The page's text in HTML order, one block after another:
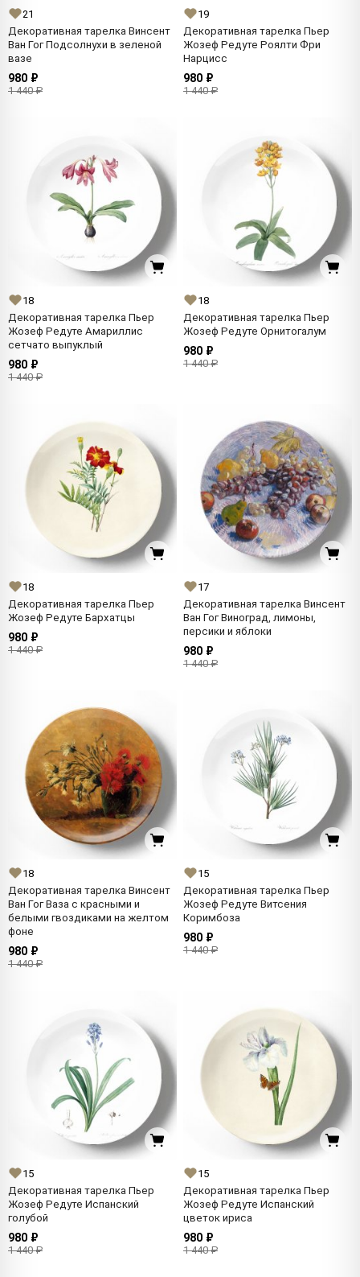
21
Декоративная тарелка Винсент
Ван Гог Подсолнухи в зеленой
вазе
980 ₽
1 440 ₽
19
Декоративная тарелка Пьер
Жозеф Редуте Роялти Фри
Нарцисс
980 ₽
1 440 ₽
18
Декоративная тарелка Пьер
Жозеф Редуте Амариллис
сетчато выпуклый
980 ₽
1 440 ₽
18
Декоративная тарелка Пьер
Жозеф Редуте Орнитогалум
980 ₽
1 440 ₽
18
Декоративная тарелка Пьер
Жозеф Редуте Бархатцы
980 ₽
1 440 ₽
17
Декоративная тарелка Винсент
Ван Гог Виноград, лимоны,
персики и яблоки
980 ₽
1 440 ₽
18
Декоративная тарелка Винсент
Ван Гог Ваза с красными и
белыми гвоздиками на желтом
фоне
980 ₽
1 440 ₽
15
Декоративная тарелка Пьер
Жозеф Редуте Витсения
Коримбоза
980 ₽
1 440 ₽
15
Декоративная тарелка Пьер
Жозеф Редуте Испанский
голубой
980 ₽
1 440 ₽
15
Декоративная тарелка Пьер
Жозеф Редуте Испанский
цветок ириса
980 ₽
1 440 ₽